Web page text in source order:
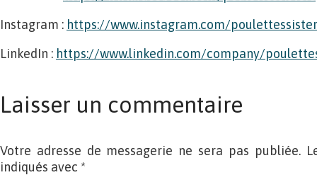
Instagram : https://www.instagram.com/
LinkedIn : https://www.linkedin.com/company/
Laisser un commentaire
Votre adresse de messagerie ne sera pas publiée.
indiqués avec *